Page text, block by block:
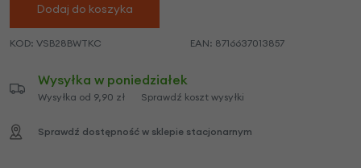
Dodaj do koszyka
KOD: VSB28BWTKC EAN: 8716637013857
Wysyłka w poniedziałek
Wysyłka od 9,90 zł Sprawdź koszt wysyłki
Sprawdź dostępność w sklepie stacjonarnym